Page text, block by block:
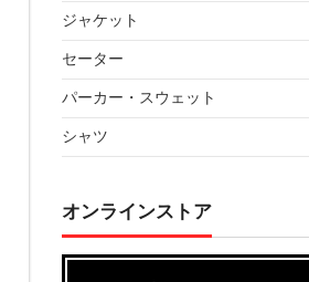
ジャケット
セーター
パーカー・スウェット
シャツ
オンラインストア